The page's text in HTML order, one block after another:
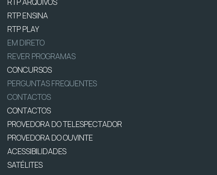
RTP ENSINA
RTP PLAY
EM DIRETO
REVER PROGRAMAS
CONCURSOS
PERGUNTAS FREQUENTES
CONTACTOS
CONTACTOS
PROVEDORA DO TELESPECTADOR
PROVEDORA DO OUVINTE
ACESSIBILIDADES
SATÉLITES